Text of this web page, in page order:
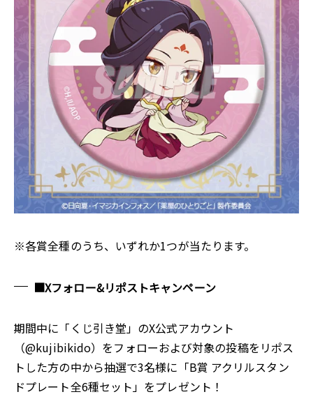
※各賞全種のうち、いずれか1つが当たります。
■Xフォロー&リポストキャンペーン
期間中に「くじ引き堂」のX公式アカウント
（@kujibikido）をフォローおよび対象の投稿をリポス
トした方の中から抽選で3名様に「B賞 アクリルスタン
ドプレート全6種セット」をプレゼント！